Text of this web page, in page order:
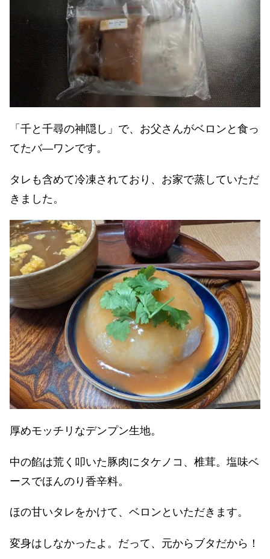
「千と千尋の神隠し」で、お父さんがベロンと食っ
てたバ―ワンです。
タレも含めて冷凍されており、お家で蒸していただ
きました。
厚めモッチリなデンプン生地。
中の餡は荒く叩いた豚肉にタケノコ、椎茸。塩味ベ
ースでほんのり香辛料。
ほの甘いタレをかけて、ベロンといただきます。
変身はしなかったよ。だって、元からブタだから！